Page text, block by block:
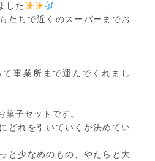
した
たちで近くのスーパーまでお
事業所まで運んでくれまし
菓子セットです。
どれを引いていくか決めてい
と少なめのもの、やたらと大